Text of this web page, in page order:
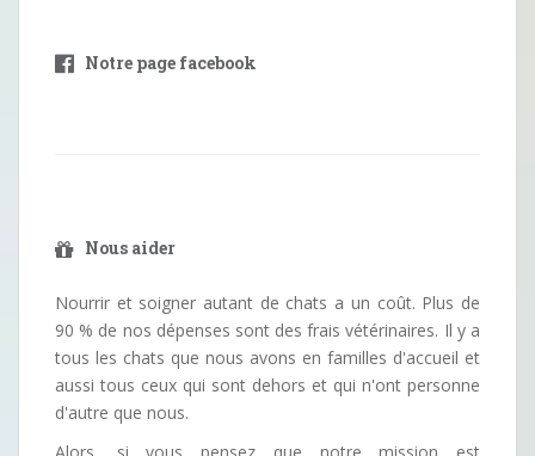
Notre page facebook
Nous aider
Nourrir et soigner autant de chats a un coût. Plus de
90 % de nos dépenses sont des frais vétérinaires. Il y a
tous les chats que nous avons en familles d'accueil et
aussi tous ceux qui sont dehors et qui n'ont personne
d'autre que nous.
Alors, si vous pensez que notre mission est